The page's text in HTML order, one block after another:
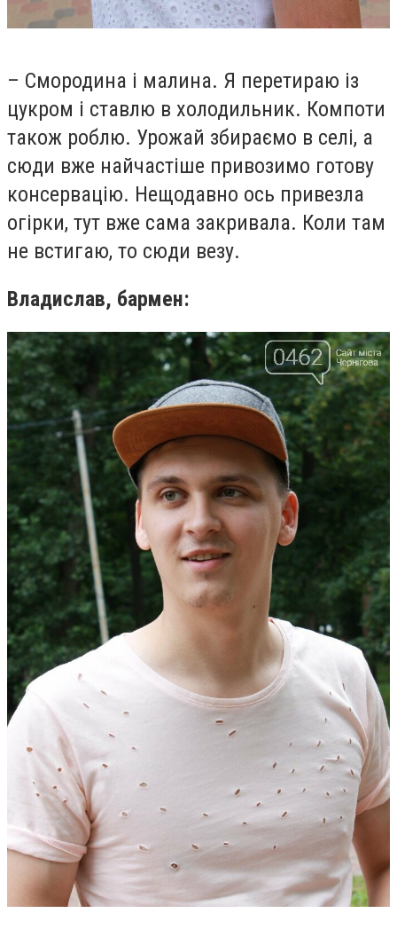
– Смородина і малина. Я перетираю із
цукром і ставлю в холодильник. Компоти
також роблю. Урожай збираємо в селі, а
сюди вже найчастіше привозимо готову
консервацію. Нещодавно ось привезла
огірки, тут вже сама закривала. Коли там
не встигаю, то сюди везу.
Владислав, бармен: